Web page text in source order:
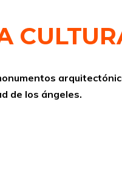
de los ángeles.